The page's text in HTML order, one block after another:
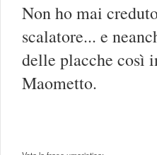
Non ho mai
scalatore... e
delle placche così
Maometto.